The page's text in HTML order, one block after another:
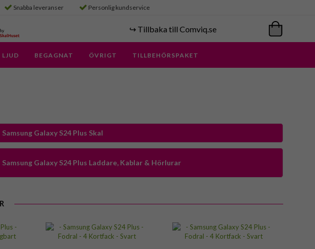
Snabba leveranser Personlig kundservice
↪️ Tillbaka till Comviq.se
LJUD BEGAGNAT ÖVRIGT TILLBEHÖRSPAKET
Samsung Galaxy S24 Plus Skal
Samsung Galaxy S24 Plus Laddare, Kablar & Hörlurar